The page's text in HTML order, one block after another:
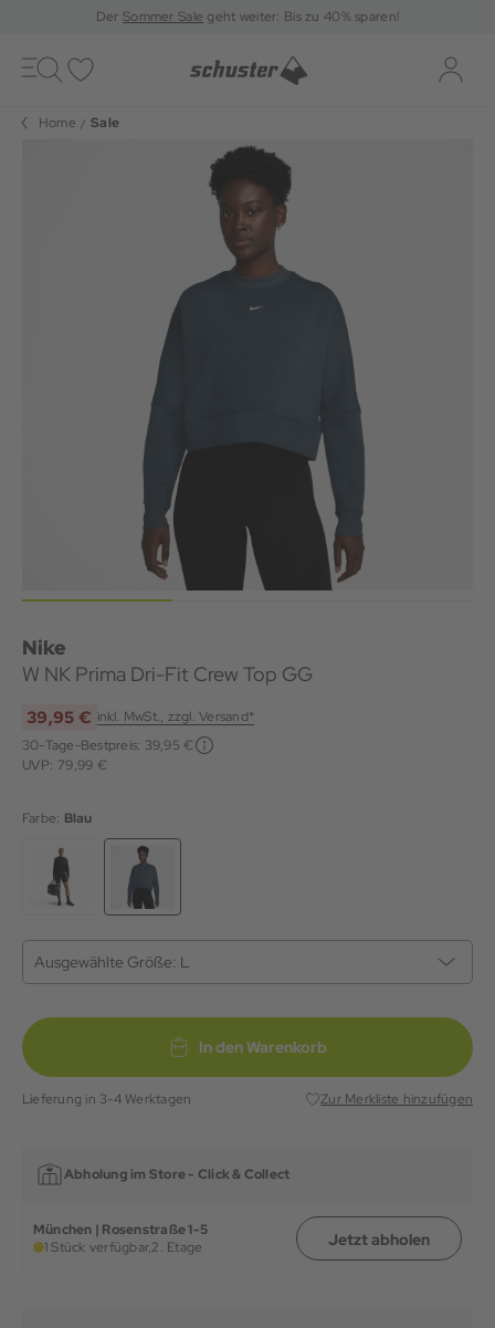
DerSommer Sale geht weiter: Bis zu 40% sparen!
Toggle
navigation
Home Sale
Nike
W NK Prima Dri-Fit Crew Top GG
39,95 € inkl. MwSt., zzgl. Versand*
30-Tage-Bestpreis: 39,95 €
UVP: 79,99 €
Farbe: Blau
Ausgewählte Größe: L
In den Warenkorb
Lieferung in 3-4 Werktagen Zur Merkliste hinzufügen
Abholung im Store - Click & Collect
München | Rosenstraße 1-5
1 Stück verfügbar,2. Etage Jetzt abholen